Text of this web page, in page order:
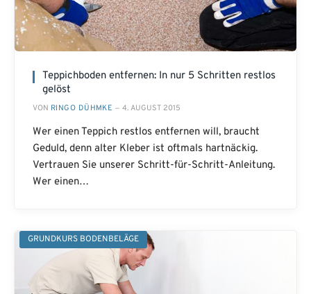
Teppichboden entfernen: In nur 5 Schritten restlos
gelöst
VON RINGO DÜHMKE 4. AUGUST 2015
Wer einen Teppich restlos entfernen will, braucht
Geduld, denn alter Kleber ist oftmals hartnäckig.
Vertrauen Sie unserer Schritt-für-Schritt-Anleitung.
Wer einen…
GRUNDKURS BODENBELÄGE